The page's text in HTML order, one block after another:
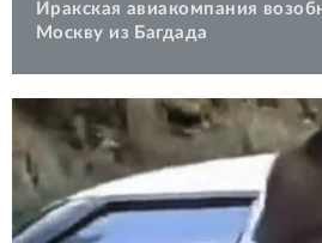
Иракская авиакомпания
Москву из Багдада